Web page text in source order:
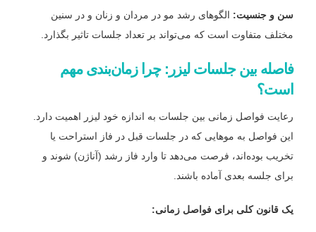
سن و جنسیت: الگوهای رشد مو در مردان و زنان و در سنین
مختلف متفاوت است که می‌تواند بر تعداد جلسات تاثیر بگذارد.
فاصله بین جلسات لیزر: چرا زمان‌بندی مهم
است؟
رعایت فواصل زمانی بین جلسات به اندازه خود لیزر اهمیت دارد.
این فواصل به موهایی که در جلسات قبل در فاز استراحت یا
تخریب بوده‌اند، فرصت می‌دهد تا وارد فاز رشد (آناژن) شوند و
برای جلسه بعدی آماده باشند.
یک قانون کلی برای فواصل زمانی: